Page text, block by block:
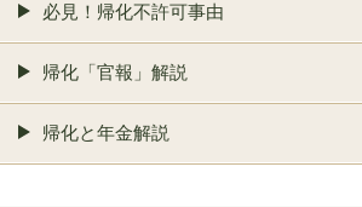
必見！帰化不許可事由
帰化「官報」解説
帰化と年金解説